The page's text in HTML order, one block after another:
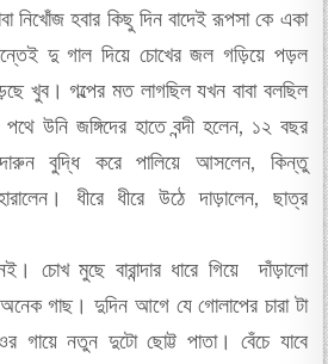
নিখোঁজ হবার কিছু দিন বাদেই রূপসা কে একা
দু গাল দিয়ে চোখের জল গড়িয়ে পড়ল
খুব। গল্পের মত লাগছিল যখন বাবা বলছিল
উনি জঙ্গিদের হাতে বন্দী হলেন, ১২ বছর
দারুন বুদ্ধি করে পালিয়ে আসলেন, কিন্তু
ধীরে ধীরে উঠে দাড়ালেন, ছাত্র
চোখ মুছে বারান্দার ধারে গিয়ে দাঁড়ালো
অনেক গাছ। দুদিন আগে যে গোলাপের চারা টা
গায়ে নতুন দুটো ছোট্ট পাতা। বেঁচে যাবে